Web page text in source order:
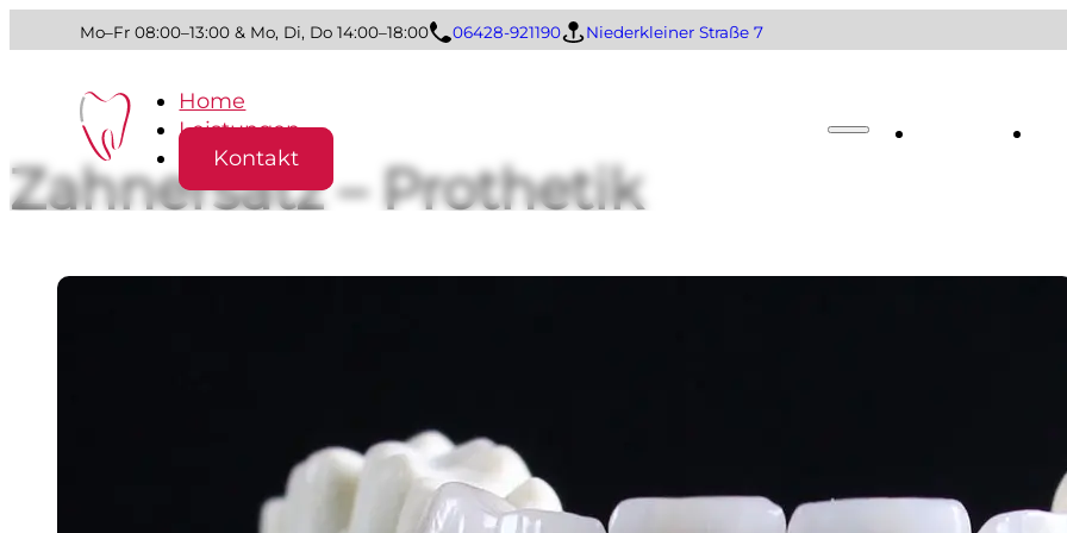
Mo–Fr 08:00–13:00 & Mo, Di, Do 14:00–18:00 06428-921190 Niederkleiner Straße 7
Home
Leistungen
Kontakt
Home
Zahnersatz – Prothetik